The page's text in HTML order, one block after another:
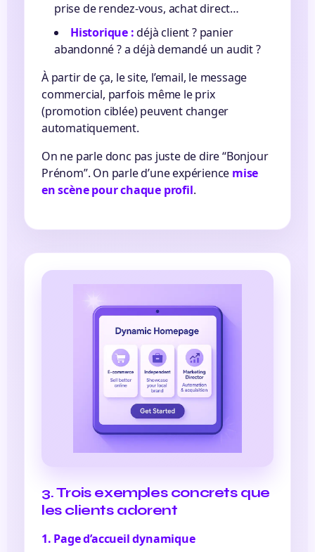
prise de rendez-vous, achat direct…
Historique :déjà client ? panier
abandonné ? a déjà demandé un audit ?
À partir de ça, le site, l’email, le message
commercial, parfois même le prix
(promotion ciblée) peuvent changer
automatiquement.
On ne parle donc pas juste de dire “Bonjour
Prénom”. On parle d’une expérience mise
en scène pour chaque profil.
3. Trois exemples concrets que
les clients adorent
1. Page d’accueil dynamique